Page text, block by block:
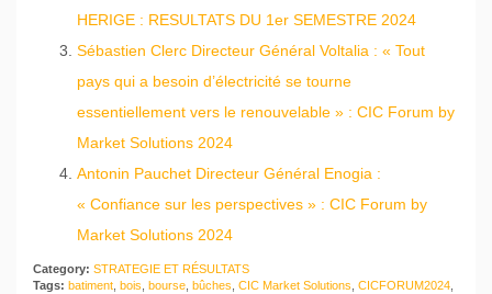
HERIGE : RESULTATS DU 1er SEMESTRE 2024
Sébastien Clerc Directeur Général Voltalia : « Tout
pays qui a besoin d’électricité se tourne
essentiellement vers le renouvelable » : CIC Forum by
Market Solutions 2024
Antonin Pauchet Directeur Général Enogia :
« Confiance sur les perspectives » : CIC Forum by
Market Solutions 2024
Category: STRATEGIE ET RÉSULTATS
Tags: batiment bois bourse bûches CIC Market Solutions CICFORUM2024